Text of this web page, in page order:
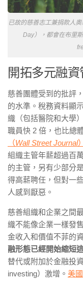
已故的慈善志工兼捐款人
Day），都會在布里
開拓多元融資
慈善團體受到的批評
的水準。稅務資料顯
織（包括醫院和大學
職員快 2 倍，也比總
（Wall Street Journal）
組織主管年薪超過百
的主管，另有少部分
得高薪聘任，但對一
人感到厭惡。
慈善組織和企業之間
織不能像企業一樣發
金收入和價值不菲的
融形態已經開始縮短
替代或附加於金融投
investing）激增。 美